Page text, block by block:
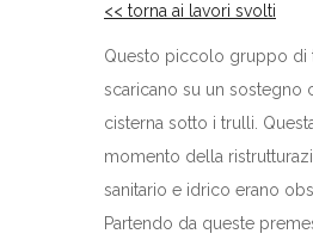
<< torna ai lavori svolti
Questo piccolo gruppo di
scaricano su un sostegno
cisterna sotto i trulli.
momento della
sanitario e idrico erano
Partendo da queste